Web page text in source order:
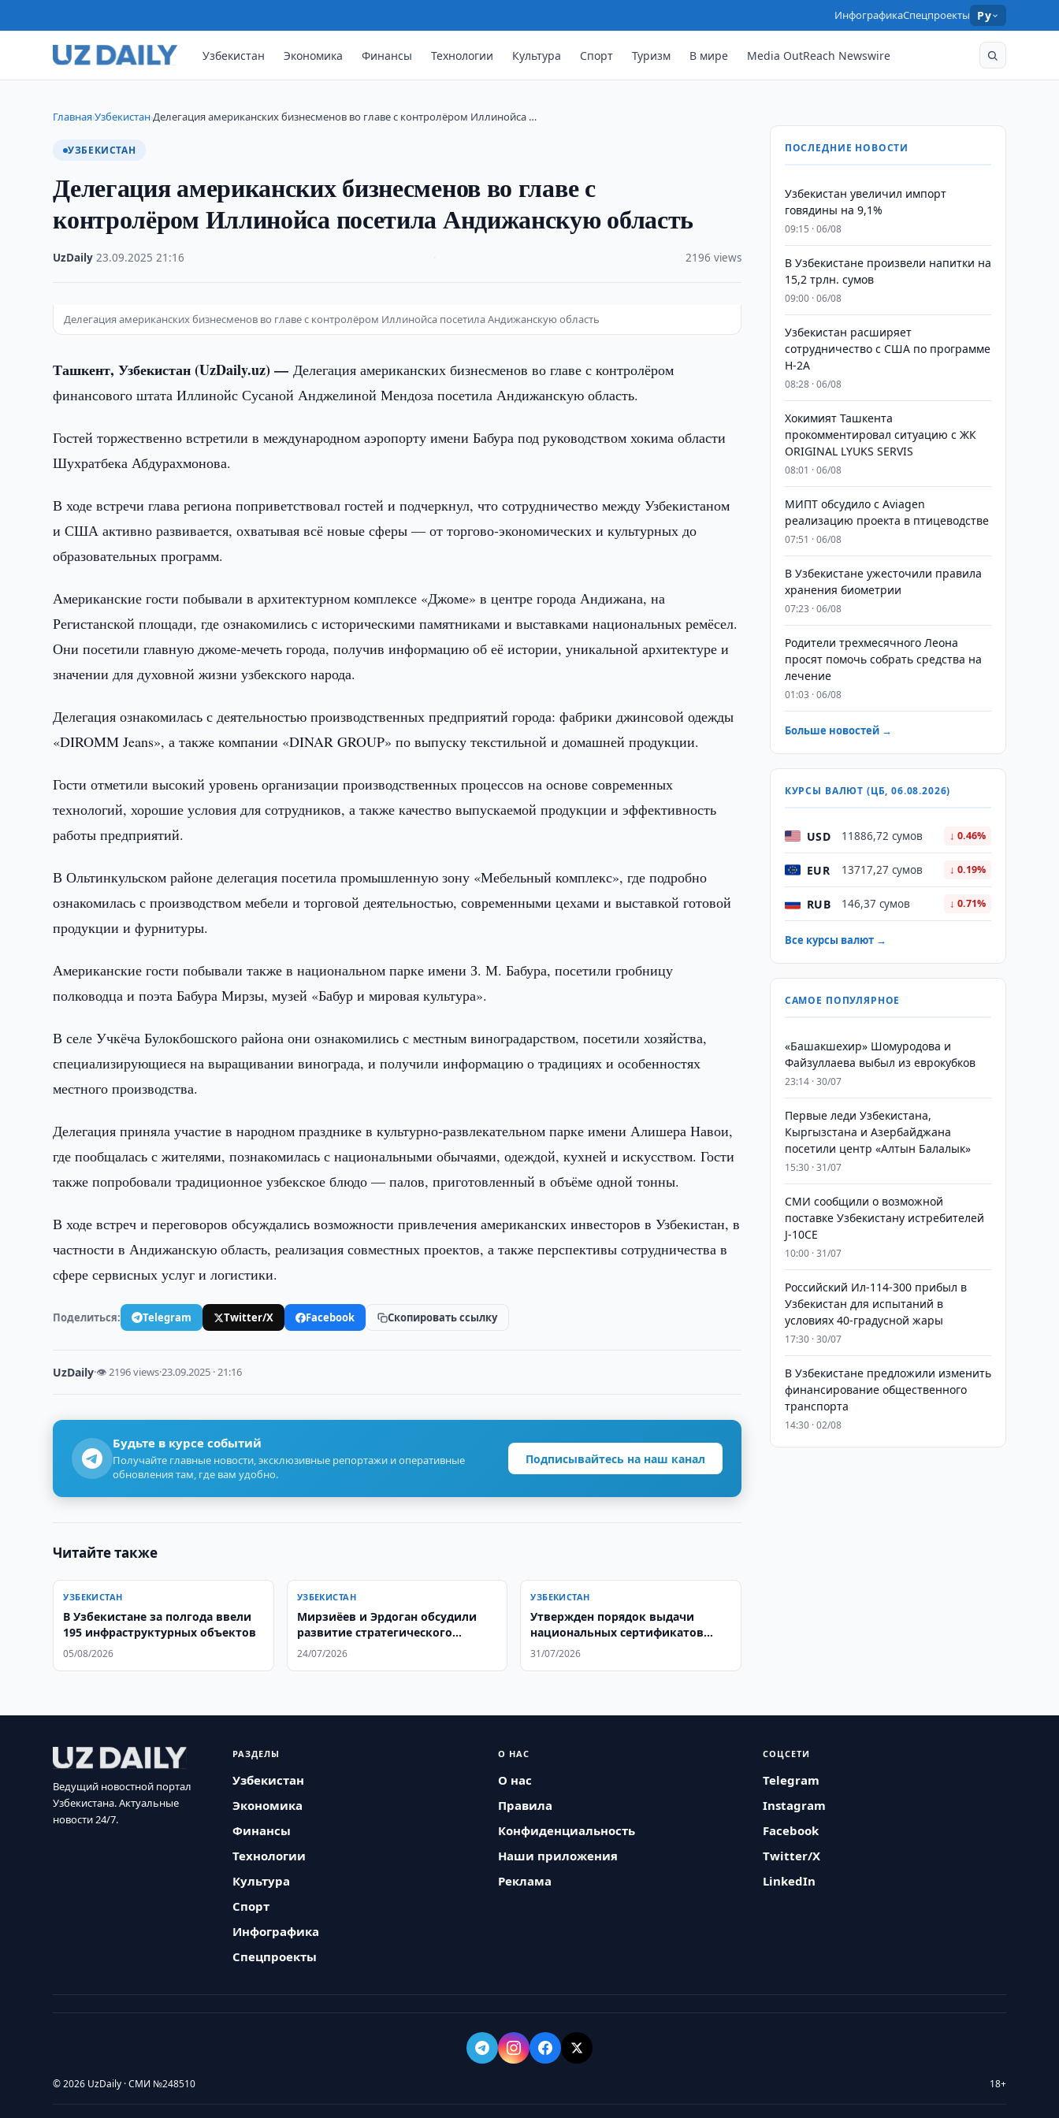
ИнфографикаСпецпроекты Ру
Узбекистан Экономика Финансы Технологии Культура Спорт Туризм В мире Media OutReach Newswire
Главная›Узбекистан›Делегация американских бизнесменов во главе с контролёром Иллинойса …
УЗБЕКИСТАН
Делегация американских бизнесменов во главе с
контролёром Иллинойса посетила Андижанскую область
UzDaily ·23.09.2025 ·21:16 2196 views
Делегация американских бизнесменов во главе с контролёром Иллинойса посетила Андижанскую область
Ташкент, Узбекистан (UzDaily.uz) —Делегация американских бизнесменов во главе с контролёром
финансового штата Иллинойс Сусаной Анджелиной Мендоза посетила Андижанскую область.
Гостей торжественно встретили в международном аэропорту имени Бабура под руководством хокима области
Шухратбека Абдурахмонова.
В ходе встречи глава региона поприветствовал гостей и подчеркнул, что сотрудничество между Узбекистаном
и США активно развивается, охватывая всё новые сферы — от торгово-экономических и культурных до
образовательных программ.
Американские гости побывали в архитектурном комплексе «Джоме» в центре города Андижана, на
Регистанской площади, где ознакомились с историческими памятниками и выставками национальных ремёсел.
Они посетили главную джоме-мечеть города, получив информацию об её истории, уникальной архитектуре и
значении для духовной жизни узбекского народа.
Делегация ознакомилась с деятельностью производственных предприятий города: фабрики джинсовой одежды
«DIROMM Jeans», а также компании «DINAR GROUP» по выпуску текстильной и домашней продукции.
Гости отметили высокий уровень организации производственных процессов на основе современных
технологий, хорошие условия для сотрудников, а также качество выпускаемой продукции и эффективность
работы предприятий.
В Ольтинкульском районе делегация посетила промышленную зону «Мебельный комплекс», где подробно
ознакомилась с производством мебели и торговой деятельностью, современными цехами и выставкой готовой
продукции и фурнитуры.
Американские гости побывали также в национальном парке имени З. М. Бабура, посетили гробницу
полководца и поэта Бабура Мирзы, музей «Бабур и мировая культура».
В селе Учкёча Булокбошского района они ознакомились с местным виноградарством, посетили хозяйства,
специализирующиеся на выращивании винограда, и получили информацию о традициях и особенностях
местного производства.
Делегация приняла участие в народном празднике в культурно-развлекательном парке имени Алишера Навои,
где пообщалась с жителями, познакомилась с национальными обычаями, одеждой, кухней и искусством. Гости
также попробовали традиционное узбекское блюдо — палов, приготовленный в объёме одной тонны.
В ходе встреч и переговоров обсуждались возможности привлечения американских инвесторов в Узбекистан, в
частности в Андижанскую область, реализация совместных проектов, а также перспективы сотрудничества в
сфере сервисных услуг и логистики.
Поделиться: Telegram Twitter/X Facebook Скопировать ссылку
UzDaily·👁 2196 views·23.09.2025 · 21:16
Будьте в курсе событий
Получайте главные новости, эксклюзивные репортажи и оперативные
обновления там, где вам удобно.
Подписывайтесь на наш канал
Читайте также
УЗБЕКИСТАН
В Узбекистане за полгода ввели
195 инфраструктурных объектов
05/08/2026
УЗБЕКИСТАН
Мирзиёев и Эрдоган обсудили
развитие стратегического
партнерства
24/07/2026
УЗБЕКИСТАН
Утвержден порядок выдачи
национальных сертификатов
учителям
31/07/2026
ПОСЛЕДНИЕ НОВОСТИ
Узбекистан увеличил импорт
говядины на 9,1%
09:15 · 06/08
В Узбекистане произвели напитки на
15,2 трлн. сумов
09:00 · 06/08
Узбекистан расширяет
сотрудничество с США по программе
H-2A
08:28 · 06/08
Хокимият Ташкента
прокомментировал ситуацию с ЖК
ORIGINAL LYUKS SERVIS
08:01 · 06/08
МИПТ обсудило с Aviagen
реализацию проекта в птицеводстве
07:51 · 06/08
В Узбекистане ужесточили правила
хранения биометрии
07:23 · 06/08
Родители трехмесячного Леона
просят помочь собрать средства на
лечение
01:03 · 06/08
Больше новостей →
КУРСЫ ВАЛЮТ (ЦБ, 06.08.2026)
USD 11886,72 сумов ↓ 0.46%
EUR 13717,27 сумов ↓ 0.19%
RUB 146,37 сумов ↓ 0.71%
Все курсы валют →
САМОЕ ПОПУЛЯРНОЕ
«Башакшехир» Шомуродова и
Файзуллаева выбыл из еврокубков
23:14 · 30/07
Первые леди Узбекистана,
Кыргызстана и Азербайджана
посетили центр «Алтын Балалык»
15:30 · 31/07
СМИ сообщили о возможной
поставке Узбекистану истребителей
J-10CE
10:00 · 31/07
Российский Ил-114-300 прибыл в
Узбекистан для испытаний в
условиях 40-градусной жары
17:30 · 30/07
В Узбекистане предложили изменить
финансирование общественного
транспорта
14:30 · 02/08
Ведущий новостной портал
Узбекистана. Актуальные
новости 24/7.
РАЗДЕЛЫ
Узбекистан
Экономика
Финансы
Технологии
Культура
Спорт
Инфографика
Спецпроекты
О НАС
О нас
Правила
Конфиденциальность
Наши приложения
Реклама
СОЦСЕТИ
Telegram
Instagram
Facebook
Twitter/X
LinkedIn
© 2026 UzDaily · СМИ №248510 18+